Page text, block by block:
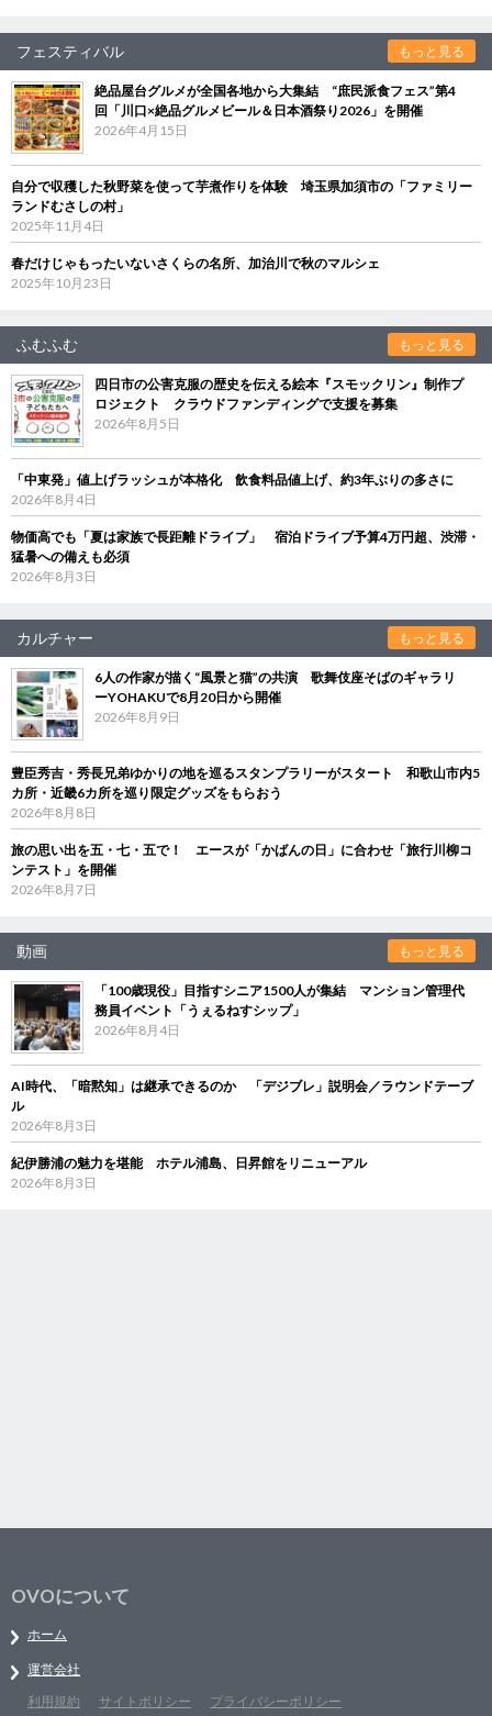
フェスティバル もっと見る
絶品屋台グルメが全国各地から大集結 “庶民派食フェス”第4
回「川口×絶品グルメビール＆日本酒祭り2026」を開催
2026年4月15日
自分で収穫した秋野菜を使って芋煮作りを体験 埼玉県加須市の「ファミリー
ランドむさしの村」
2025年11月4日
春だけじゃもったいないさくらの名所、加治川で秋のマルシェ
2025年10月23日
ふむふむ もっと見る
四日市の公害克服の歴史を伝える絵本『スモックリン』制作プ
ロジェクト クラウドファンディングで支援を募集
2026年8月5日
「中東発」値上げラッシュが本格化 飲食料品値上げ、約3年ぶりの多さに
2026年8月4日
物価高でも「夏は家族で長距離ドライブ」 宿泊ドライブ予算4万円超、渋滞・
猛暑への備えも必須
2026年8月3日
カルチャー もっと見る
6人の作家が描く“風景と猫”の共演 歌舞伎座そばのギャラリ
ーYOHAKUで8月20日から開催
2026年8月9日
豊臣秀吉・秀長兄弟ゆかりの地を巡るスタンプラリーがスタート 和歌山市内5
カ所・近畿6カ所を巡り限定グッズをもらおう
2026年8月8日
旅の思い出を五・七・五で！ エースが「かばんの日」に合わせ「旅行川柳コ
ンテスト」を開催
2026年8月7日
動画 もっと見る
「100歳現役」目指すシニア1500人が集結 マンション管理代
務員イベント「うぇるねすシップ」
2026年8月4日
AI時代、「暗黙知」は継承できるのか 「デジブレ」説明会／ラウンドテーブ
ル
2026年8月3日
紀伊勝浦の魅力を堪能 ホテル浦島、日昇館をリニューアル
2026年8月3日
OVOについて
ホーム
運営会社
利用規約
サイトポリシー プライバシーポリシー